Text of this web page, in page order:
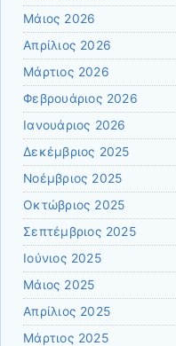
Μάιος 2026
Απρίλιος 2026
Μάρτιος 2026
Φεβρουάριος 2026
Ιανουάριος 2026
Δεκέμβριος 2025
Νοέμβριος 2025
Οκτώβριος 2025
Σεπτέμβριος 2025
Ιούνιος 2025
Μάιος 2025
Απρίλιος 2025
Μάρτιος 2025